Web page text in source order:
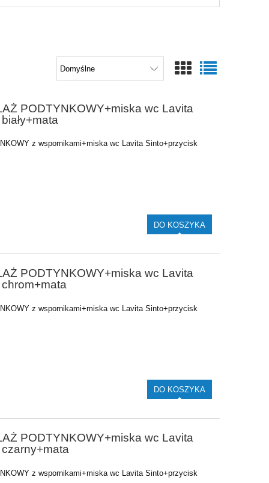
PODTYNKOWY+miska wc Lavita
z wspornikami+miska wc Lavita Sinto+przycisk
DO KOSZYKA
PODTYNKOWY+miska wc Lavita
z wspornikami+miska wc Lavita Sinto+przycisk
DO KOSZYKA
PODTYNKOWY+miska wc Lavita
z wspornikami+miska wc Lavita Sinto+przycisk